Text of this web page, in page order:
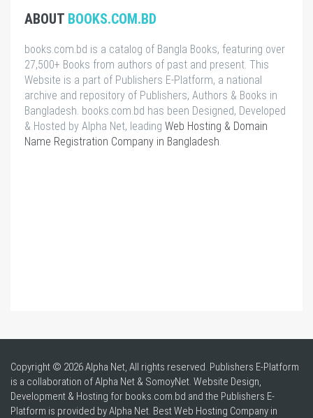
ABOUT BOOKS.COM.BD
books.com.bd is a catalog of Bangla Books, featuring over
27,500+ Books from authors of past and present. This
Website is a part of Publishers E-Platform, a national
archive and repository of Publishers, Authors & Books in
Bangladesh. books.com.bd has been Designed, Developed
& Hosted by Alpha Net, leading Web Hosting & Domain
Name Registration Company in Bangladesh
Copyright © 2026 Alpha Net, All rights reserved. Publishers E-Platform
is a collaboration of Alpha Net & SomoyNet. Website Design,
Development & Hosting for books.com.bd and the Publishers E-
Platform is provided by Alpha Net. BestWeb Hosting Company in